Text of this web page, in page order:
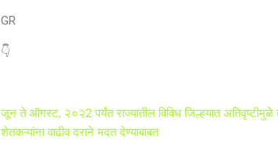
GR
👇
जून ते ऑगस्ट, २०२2 पर्यंत राज्यातील विविध जिल्हयात अतिवृष्टीमुळे
शेतकऱ्यांना वाढीव दराने मदत देण्याबाबत